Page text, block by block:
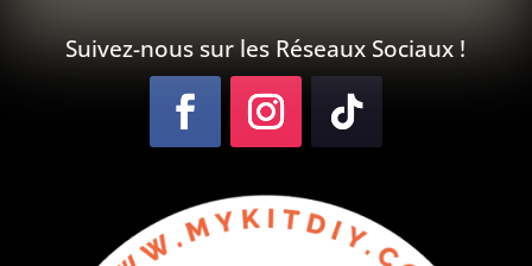
Suivez-nous sur les Réseaux Sociaux !